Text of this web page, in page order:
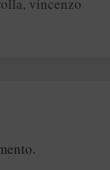
, vincenzo